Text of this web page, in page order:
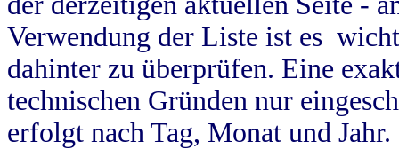
Verwendung der Liste ist es
dahinter zu überprüfen. Eine
technischen Gründen nur
erfolgt nach Tag, Monat und Jahr.